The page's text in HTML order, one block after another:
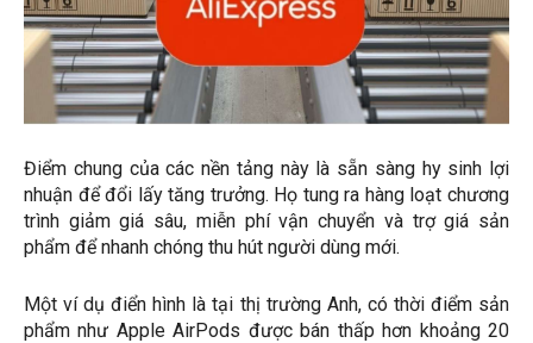
Điểm chung của các nền tảng này là sẵn sàng hy sinh lợi
nhuận để đổi lấy tăng trưởng. Họ tung ra hàng loạt chương
trình giảm giá sâu, miễn phí vận chuyển và trợ giá sản
phẩm để nhanh chóng thu hút người dùng mới.
Một ví dụ điển hình là tại thị trường Anh, có thời điểm sản
phẩm như Apple AirPods được bán thấp hơn khoảng 20